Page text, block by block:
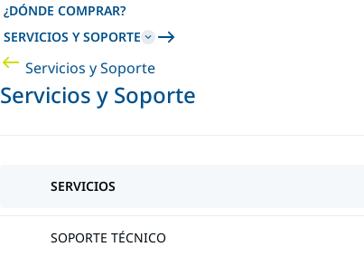
¿DÓNDE COMPRAR?
SERVICIOS Y SOPORTE
Servicios y Soporte
Servicios y Soporte
SERVICIOS
SOPORTE TÉCNICO